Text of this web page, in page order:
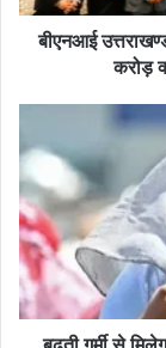
d
बीएनआई
करोड़